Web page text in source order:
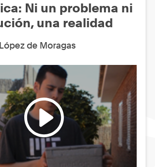
Ni un problema ni
una realidad
de Moragas